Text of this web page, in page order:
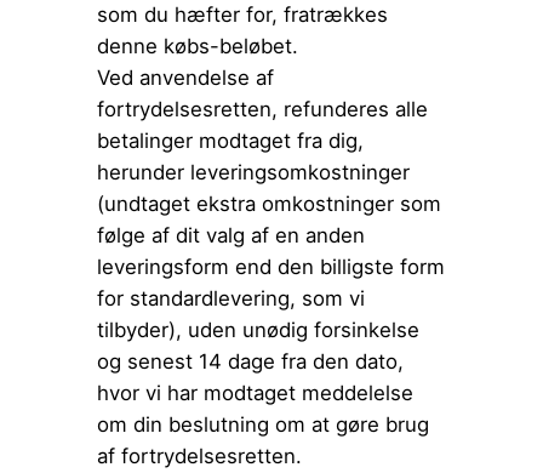
som du hæfter for, fratrækkes
denne købs-beløbet.
Ved anvendelse af
fortrydelsesretten, refunderes alle
betalinger modtaget fra dig,
herunder leveringsomkostninger
(undtaget ekstra omkostninger som
følge af dit valg af en anden
leveringsform end den billigste form
for standardlevering, som vi
tilbyder), uden unødig forsinkelse
og senest 14 dage fra den dato,
hvor vi har modtaget meddelelse
om din beslutning om at gøre brug
af fortrydelsesretten.